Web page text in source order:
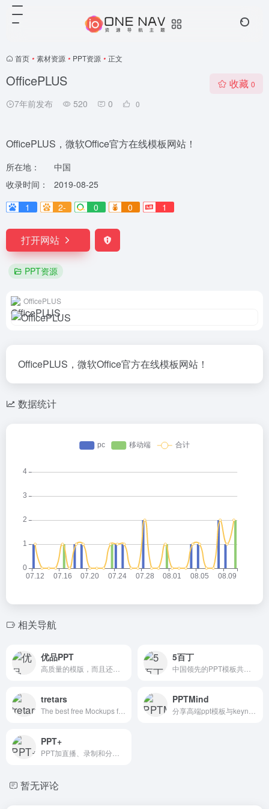
首页 • 素材资源 • PPT资源 • 正文
OfficePLUS
7年前发布 520 0 0
收藏 0
OfficePLUS，微软Office官方在线模板网站！
所在地：
中国
收录时间：
2019-08-25
1
2- 0 0 1
打开网站
PPT资源
OfficePLUS
OfficePLUS，微软Office官方在线模板网站！
数据统计
相关导航
优品PPT 5百丁
tretars PPTMind
PPT+
暂无评论